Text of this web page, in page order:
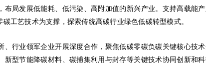
局发展低能耗、低污染、高附加值的新兴产业。支持高载能
工艺技术为支撑，探索传统高碳行业绿色低碳转型模式。
、行业领军企业开展深度合作，聚焦低碳零碳负碳关键核心技
型节能降碳材料、碳捕集利用与封存等关键技术协同创新和